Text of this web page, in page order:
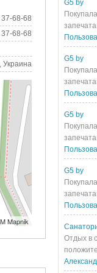
68-68
68-68
Украина
Mapnik
G5 by
G5 by
G5 by
G5 by
Отдых в